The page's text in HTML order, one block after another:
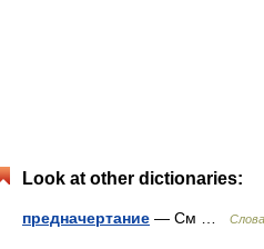
Look at other dictionaries:
предначертание — См …